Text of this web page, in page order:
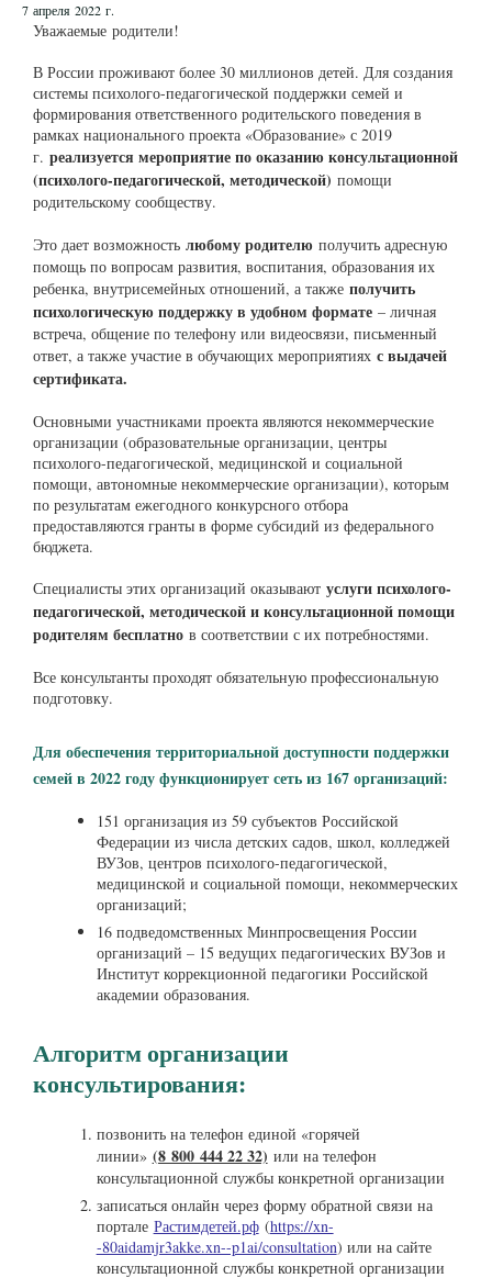
7 апреля 2022 г.
Уважаемые родители!
В России проживают более 30 миллионов детей. Для создания
системы психолого-педагогической поддержки семей и
формирования ответственного родительского поведения в
рамках национального проекта «Образование» с 2019
г. реализуется мероприятие по оказанию консультационной
(психолого-педагогической, методической) помощи
родительскому сообществу.
Это дает возможность любому родителю получить адресную
помощь по вопросам развития, воспитания, образования их
ребенка, внутрисемейных отношений, а также получить
психологическую поддержку в удобном формате – личная
встреча, общение по телефону или видеосвязи, письменный
ответ, а также участие в обучающих мероприятиях с выдачей
сертификата.
Основными участниками проекта являются некоммерческие
организации (образовательные организации, центры
психолого-педагогической, медицинской и социальной
помощи, автономные некоммерческие организации), которым
по результатам ежегодного конкурсного отбора
предоставляются гранты в форме субсидий из федерального
бюджета.
Специалисты этих организаций оказывают услуги психолого-
педагогической, методической и консультационной помощи
родителям бесплатно в соответствии с их потребностями.
Все консультанты проходят обязательную профессиональную
подготовку.
Для обеспечения территориальной доступности поддержки
семей в 2022 году функционирует сеть из 167 организаций:
151 организация из 59 субъектов Российской
Федерации из числа детских садов, школ, колледжей
ВУЗов, центров психолого-педагогической,
медицинской и социальной помощи, некоммерческих
организаций;
16 подведомственных Минпросвещения России
организаций – 15 ведущих педагогических ВУЗов и
Институт коррекционной педагогики Российской
академии образования.
Алгоритм организации
консультирования:
позвонить на телефон единой «горячей
линии» (8 800 444 22 32) или на телефон
консультационной службы конкретной организации
записаться онлайн через форму обратной связи на
портале Растимдетей.рф(https://xn-
-80aidamjr3akke.xn--p1ai/consultation) или на сайте
консультационной службы конкретной организации